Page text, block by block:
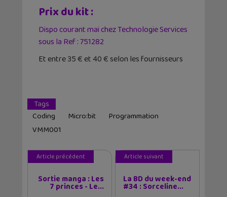
Prix du kit :
Dispo courant mai chez Technologie Services
sous la Ref : 751282
Et entre 35 € et 40 € selon les fournisseurs
Tags
Coding
Micro:bit
Programmation
VMM001
Article précédent
Sortie manga : Les
7 princes - Le...
Article suivant
La BD du week-end
#34 : Sorceline...